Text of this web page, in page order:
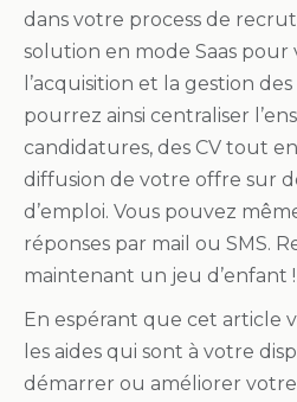
dans votre process de
solution en mode Saas pour
l’acquisition et la gestion
pourrez ainsi centraliser
candidatures, des CV tout
diffusion de votre offre sur
d’emploi. Vous pouvez
réponses par mail ou SMS.
maintenant un jeu d’enfant !
En espérant que cet article
les aides qui sont à votre
démarrer ou améliorer votre